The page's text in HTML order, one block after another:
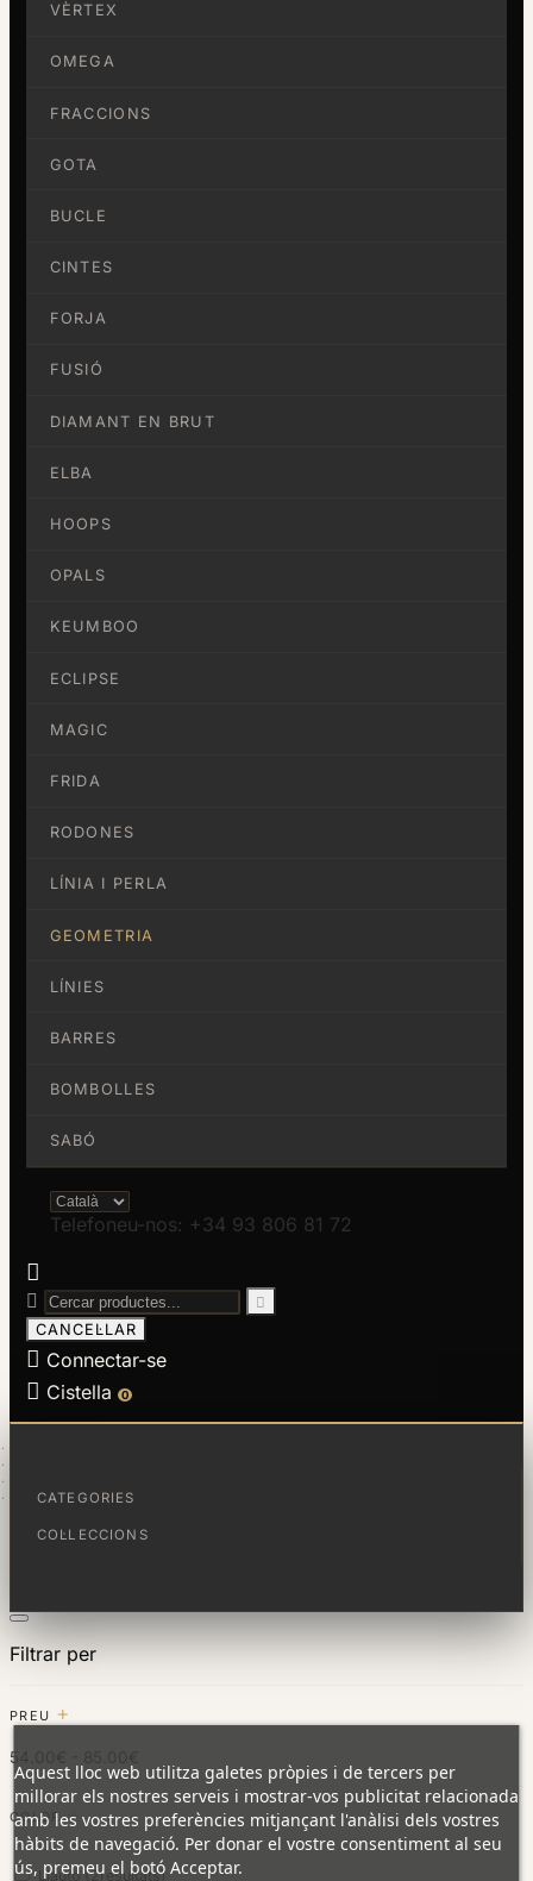
CATEGORIES
COL·LECCIONS
VÈRTEX
OMEGA
FRACCIONS
GOTA
BUCLE
CINTES
FORJA
FUSIÓ
DIAMANT EN BRUT
ELBA
HOOPS
OPALS
KEUMBOO
ECLIPSE
MAGIC
FRIDA
RODONES
LÍNIA I PERLA
GEOMETRIA
LÍNIES
BARRES
BOMBOLLES
SABÓ
Telefoneu-nos: +34 93 806 81 72



CANCEL·LAR
 Connectar-se
 Cistella 0
GEOMETRIA
Filtrar per
PREU
54.00€ - 85.00€
COLOR
Llautó(2resultats)
Aquest lloc web utilitza galetes pròpies i de tercers per
millorar els nostres serveis i mostrar-vos publicitat relacionada
amb les vostres preferències mitjançant l'anàlisi dels vostres
hàbits de navegació. Per donar el vostre consentiment al seu
ús, premeu el botó Acceptar.